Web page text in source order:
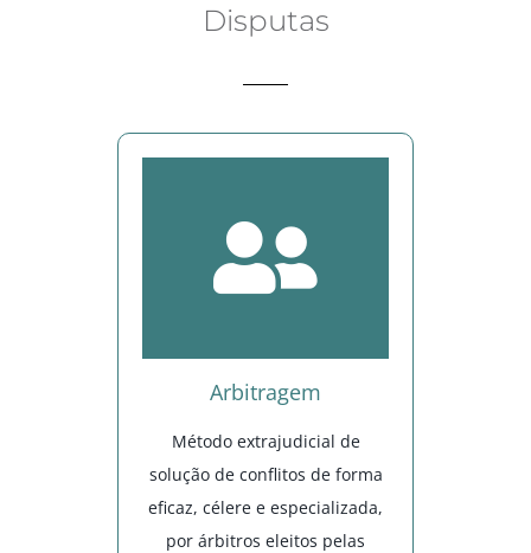
Disputas
Arbitragem
Método extrajudicial de
solução de conflitos de forma
eficaz, célere e especializada,
por árbitros eleitos pelas